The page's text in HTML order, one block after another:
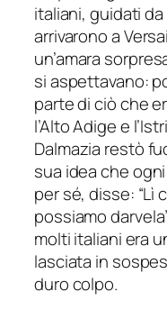
italiani, guidati
arrivarono a
un’amara
si aspettavano:
parte di ciò che
l’Alto Adige e
Dalmazia restò
sua idea che
per sé, disse: “Lì
possiamo
molti italiani era
lasciata in
duro colpo.